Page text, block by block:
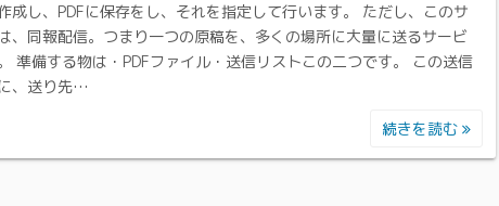
成し、PDFに保存をし、それを指定して行います。 ただし、このサ
、同報配信。つまり一つの原稿を、多くの場所に大量に送るサービ
準備する物は・PDFファイル・送信リストこの二つです。 この送信
、送り先…
続きを読む